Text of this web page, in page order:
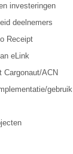
investeringen
deelnemers
Receipt
eLink
Cargonaut/ACN
gebruik